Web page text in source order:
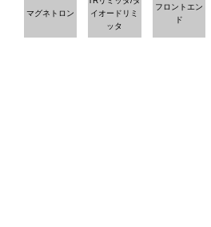
マグネトロン
イオードリミ
ッタ
フロントエン
ド